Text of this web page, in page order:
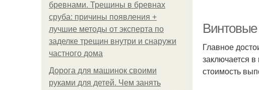
бревнами. Трещины в бревнах
сруба: причины появления +
лучшие методы от эксперта по
заделке трещин внутри и снаружи
частного дома
Дорога для машинок своими
руками для детей. Чем занять
Главное
заключается
стоимость